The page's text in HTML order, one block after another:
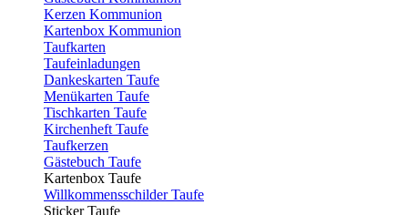
Kerzen Kommunion
Kartenbox Kommunion
Taufkarten
Taufeinladungen
Dankeskarten Taufe
Menükarten Taufe
Tischkarten Taufe
Kirchenheft Taufe
Taufkerzen
Gästebuch Taufe
Kartenbox Taufe
Willkommensschilder Taufe
Sticker Taufe